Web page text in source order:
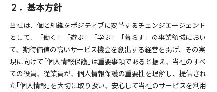
２．基本方針
当社は、個と組織をポジティブに変革するチェンジエージェント
として、「働く」「遊ぶ」「学ぶ」「暮らす」の事業領域におい
て、期待価値の高いサービス機会を創出する経営を掲げ、その実
現に向けて｢個人情報保護｣は重要事項であると据え、当社のすべ
ての役員、従業員が、個人情報保護の重要性を理解し、提供され
た｢個人情報｣を大切に取り扱い、安心して当社のサービスを利用